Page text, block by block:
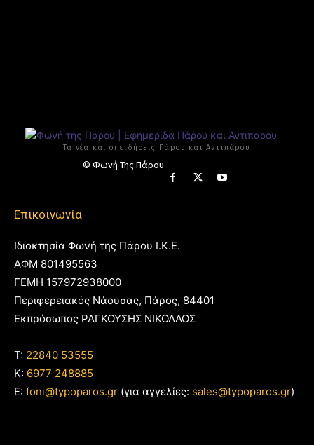
Τα νέα και οι ειδήσεις Πάρου και Αντιπάρου
© Φωνή Της Πάρου
Επικοινωνία
Ιδιοκτησία Φωνή της Πάρου Ι.Κ.Ε.
ΑΦΜ 801495563
ΓΕΜΗ 157972938000
Περιφερειακός Νάουσας, Πάρος, 84401
Εκπρόσωπος ΡΑΓΚΟΥΣΗΣ ΝΙΚΟΛΑΟΣ
T: 22840 53555
Κ: 6977 248885
E: foni@typoparos.gr (για αγγελίες: sales@typoparos.gr)